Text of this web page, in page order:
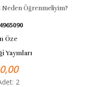
Öğrenmeliyim?
2